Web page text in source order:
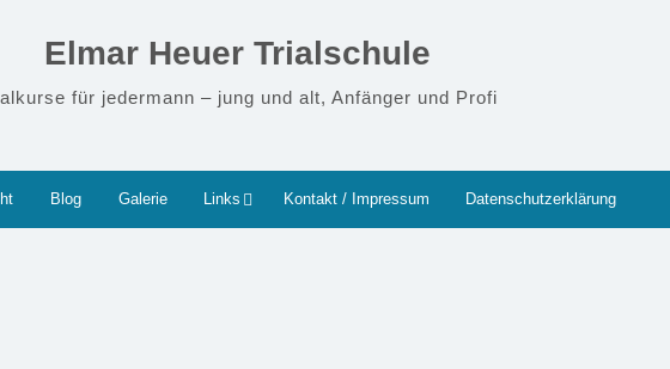
Elmar Heuer Trialschule
für jedermann – jung und alt, Anfänger und Profi
Blog Galerie Links Kontakt / Impressum Datenschutzerklärung